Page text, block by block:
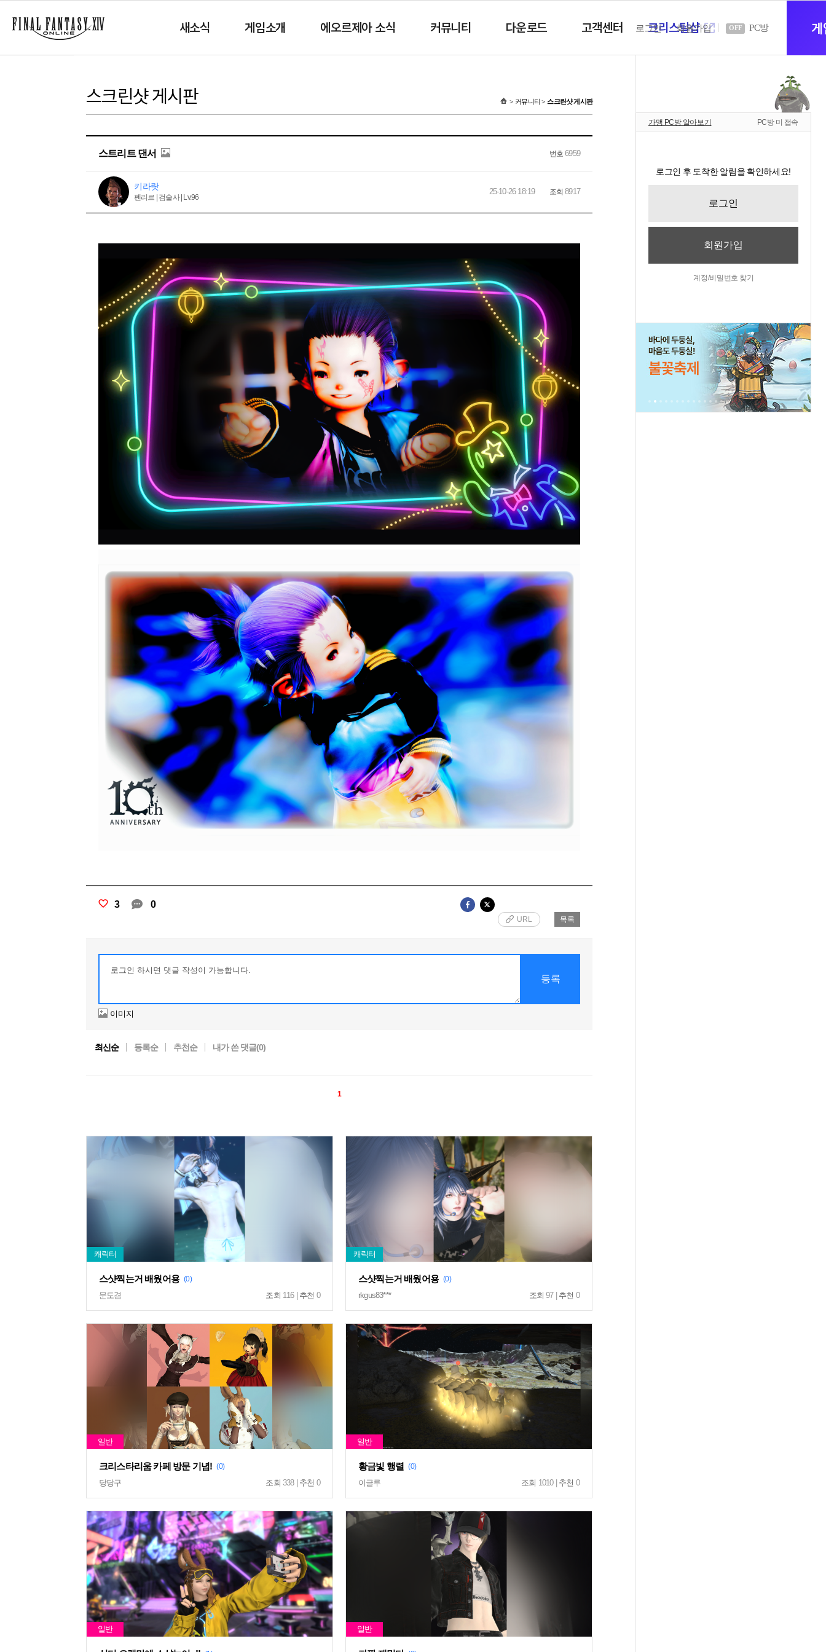
새소식 게임소개 에오르제아 소식 커뮤니티 다운로드 고객센터 크리스탈샵새
로그인 회원가입 OFF PC방
스크린샷 게시판 커뮤니티 스크린샷 게시판
스트리트 댄서 번호 6959
키라랏
펜리르 | 검술사 | Lv.96
25-10-26 18:19 조회 8917
3 0
URL
이미지
최신순 등록순 추천순 내가 쓴 댓글(0)
1
스샷찍는거 배웠어용 (0)
문도겸 조회 116 | 추천 0
스샷찍는거 배웠어용 (0)
rkgus83*** 조회 97 | 추천 0
크리스타리움 카페 방문 기념! (0)
당당구 조회 338 | 추천 0
황금빛 행렬 (0)
이글루 조회 1010 | 추천 0
가맹 PC방 알아보기 PC방 미 접속
로그인 후 도착한 알림을 확인하세요!
로그인
회원가입
계정/비밀번호 찾기